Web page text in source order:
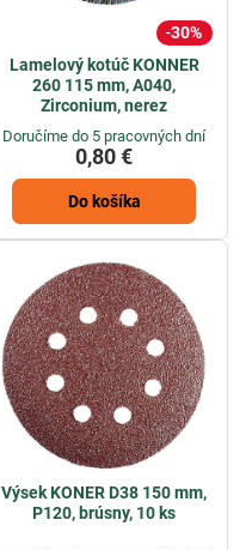
30%
Lamelový kotúč KONNER
260 115 mm, A040,
Zirconium, nerez
Doručíme do 5 pracovných dní
0,80 €
Do košíka
Výsek KONER D38 150 mm,
P120, brúsny, 10 ks